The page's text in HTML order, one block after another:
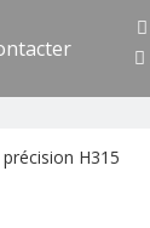


H315